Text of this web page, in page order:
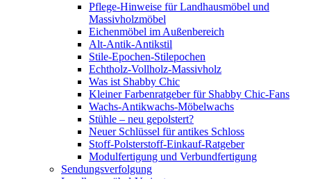
Pflege-Hinweise für Landhausmöbel und
Massivholzmöbel
Eichenmöbel im Außenbereich
Alt-Antik-Antikstil
Stile-Epochen-Stilepochen
Echtholz-Vollholz-Massivholz
Was ist Shabby Chic
Kleiner Farbenratgeber für Shabby Chic-Fans
Wachs-Antikwachs-Möbelwachs
Stühle – neu gepolstert?
Neuer Schlüssel für antikes Schloss
Stoff-Polsterstoff-Einkauf-Ratgeber
Modulfertigung und Verbundfertigung
Sendungsverfolgung